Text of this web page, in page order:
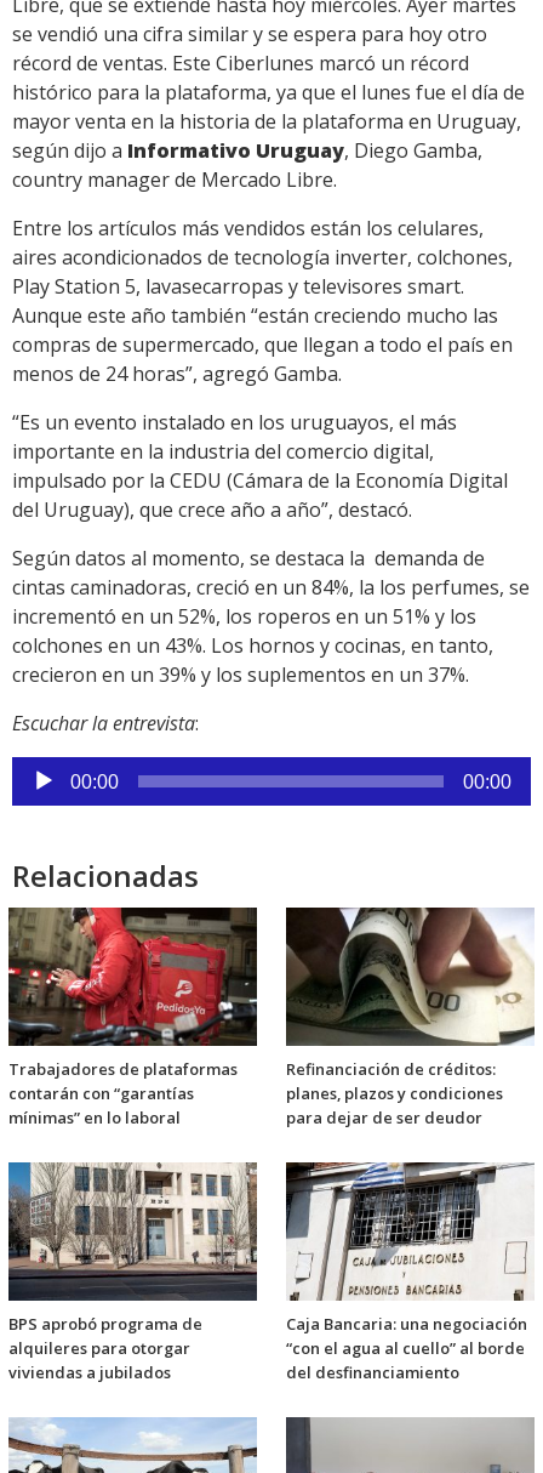
se vendió una cifra similar y se espera para hoy otro
récord de ventas. Este Ciberlunes marcó un récord
histórico para la plataforma, ya que el lunes fue el día de
mayor venta en la historia de la plataforma en Uruguay,
según dijo a Informativo Uruguay, Diego Gamba,
country manager de Mercado Libre.
Entre los artículos más vendidos están los celulares,
aires acondicionados de tecnología inverter, colchones,
Play Station 5, lavasecarropas y televisores smart.
Aunque este año también “están creciendo mucho las
compras de supermercado, que llegan a todo el país en
menos de 24 horas”, agregó Gamba.
“Es un evento instalado en los uruguayos, el más
importante en la industria del comercio digital,
impulsado por la CEDU (Cámara de la Economía Digital
del Uruguay), que crece año a año”, destacó.
Según datos al momento, se destaca la demanda de
cintas caminadoras, creció en un 84%, la los perfumes, se
incrementó en un 52%, los roperos en un 51% y los
colchones en un 43%. Los hornos y cocinas, en tanto,
crecieron en un 39% y los suplementos en un 37%.
Escuchar la entrevista:
Reproductor
de
00:00 00:00
Relacionadas
Trabajadores de plataformas
contarán con “garantías
mínimas” en lo laboral
Refinanciación de créditos:
planes, plazos y condiciones
para dejar de ser deudor
BPS aprobó programa de
alquileres para otorgar
viviendas a jubilados
Caja Bancaria: una negociación
“con el agua al cuello” al borde
del desfinanciamiento